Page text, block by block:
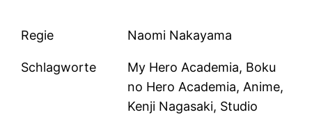
Regie Naomi Nakayama
Schlagworte
My Hero Academia, Boku
no Hero Academia, Anime,
Kenji Nagasaki, Studio